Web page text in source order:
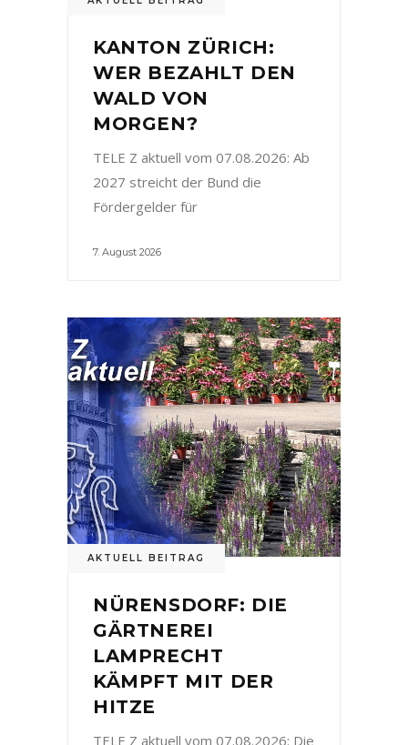
KANTON ZÜRICH:
WER BEZAHLT DEN
WALD VON
MORGEN?
TELE Z aktuell vom 07.08.2026: Ab
2027 streicht der Bund die
Fördergelder für
7. August 2026
AKTUELL BEITRAG
NÜRENSDORF: DIE
GÄRTNEREI
LAMPRECHT
KÄMPFT MIT DER
HITZE
TELE Z aktuell vom 07.08.2026: Die